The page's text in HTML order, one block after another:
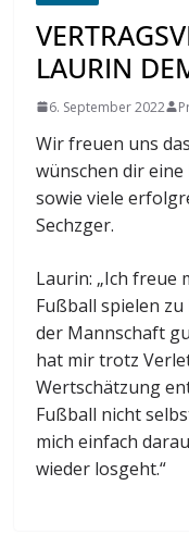
LAURIN
6. September 2022
Wir freuen uns
wünschen dir
sowie viele
Sechzger.
Laurin: „Ich freue
Fußball spielen
der Mannschaft
hat mir trotz
Wertschätzung
Fußball nicht
mich einfach
wieder losgeht.“